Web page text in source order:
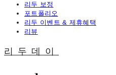
리두 보정
포트폴리오
리두 이벤트 & 제휴혜택
리뷰
리두데이